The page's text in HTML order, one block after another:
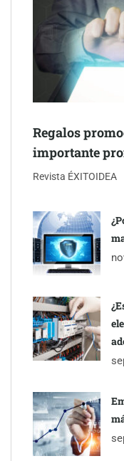
inmobiliarios: hasta
Gestoría Online reduce
Regalos
importante
Revista ÉXITOIDEA